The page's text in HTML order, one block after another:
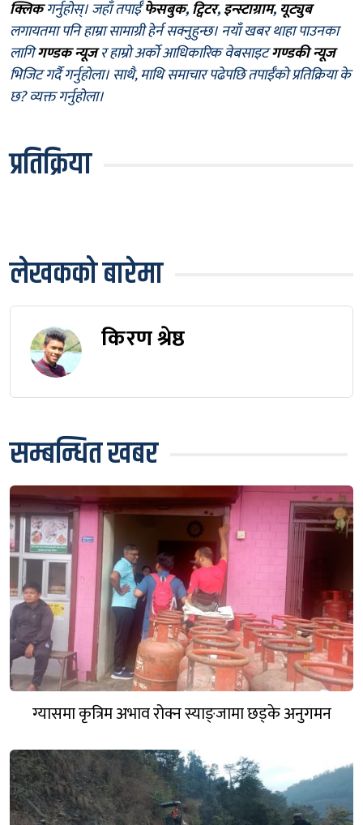
क्लिकगर्नुहोस्। जहाँ तपाईँफेसबुक,ट्विटर,इन्स्टाग्राम, यूट्युब
लगायतमा पनि हाम्रा सामाग्री हेर्न सक्नुहुन्छ। नयाँ खबर थाहा पाउनका
लागिगण्डक न्यूजर हाम्रो अर्को आधिकारिक वेबसाइटगण्डकी न्यूज
भिजिट गर्दै गर्नुहोला। साथै, माथि समाचार पढेपछि तपाईँको प्रतिक्रिया के
छ? व्यक्त गर्नुहोला।
प्रतिक्रिया
लेखकको बारेमा
किरण श्रेष्ठ
सम्बन्धित खबर
ग्यासमा कृत्रिम अभाव रोक्न स्याङ्जामा छड्के अनुगमन